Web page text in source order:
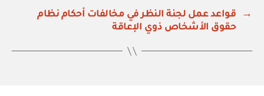
→
قواعد عمل لجنة النظر في مخالفات أحكام نظام
حقوق الأشخاص ذوي الإعاقة